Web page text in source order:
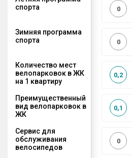
спорта
0
Зимняя программа
спорта
0
Количество мест
велопарковок в ЖК
на 1 квартиру
0,2
Преимущественный
вид велопарковок в
ЖК
0,1
Сервис для
обслуживания
велосипедов
0